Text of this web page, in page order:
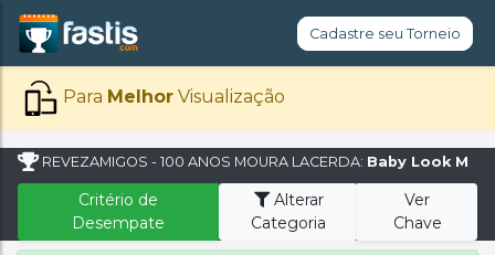
Cadastre seu Torneio
Para Melhor Visualização
REVEZAMIGOS - 100 ANOS MOURA LACERDA: Baby Look M
Critério de
Desempate
Alterar
Categoria
Ver
Chave